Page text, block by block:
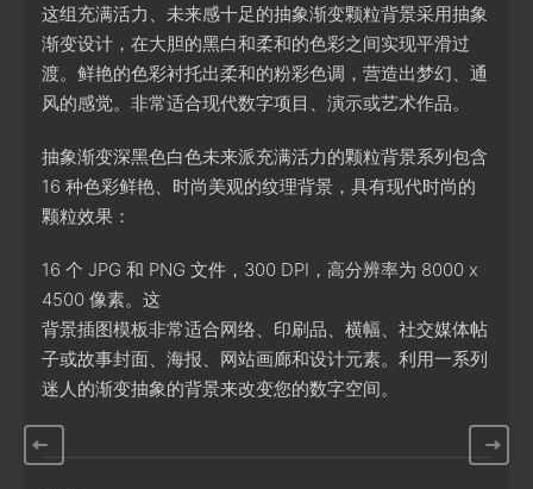
这组充满活力、未来感十足的抽象渐变颗粒背景采用抽象
渐变设计，在大胆的黑白和柔和的色彩之间实现平滑过
渡。鲜艳的色彩衬托出柔和的粉彩色调，营造出梦幻、通
风的感觉。非常适合现代数字项目、演示或艺术作品。
抽象渐变深黑色白色未来派充满活力的颗粒背景系列包含
16 种色彩鲜艳、时尚美观的纹理背景，具有现代时尚的
颗粒效果：
16 个 JPG 和 PNG 文件，300 DPI，高分辨率为 8000 x
4500 像素。这
背景插图模板非常适合网络、印刷品、横幅、社交媒体帖
子或故事封面、海报、网站画廊和设计元素。利用一系列
迷人的渐变抽象的背景来改变您的数字空间。